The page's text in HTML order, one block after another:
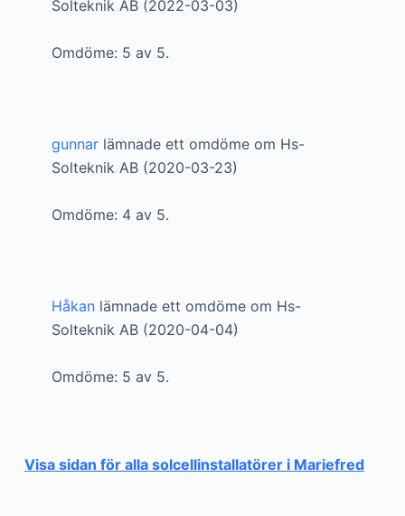
Solteknik AB (2022-03-03)
Omdöme: 5 av 5.
gunnarlämnade ett omdöme om Hs-
Solteknik AB (2020-03-23)
Omdöme: 4 av 5.
Håkanlämnade ett omdöme om Hs-
Solteknik AB (2020-04-04)
Omdöme: 5 av 5.
Visa sidan för alla solcellinstallatörer i Mariefred